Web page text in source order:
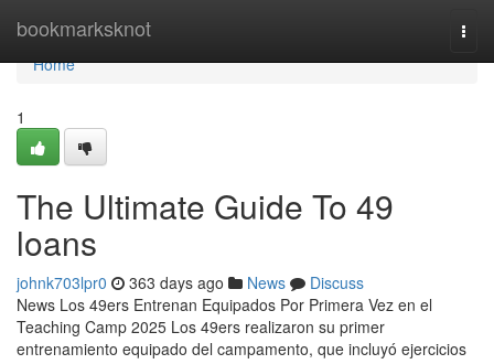
bookmarksknot
Home
Home
1
The Ultimate Guide To 49
loans
johnk703lpr0 363 days ago News
Discuss
News Los 49ers Entrenan Equipados Por Primera Vez en el
Teaching Camp 2025 Los 49ers realizaron su primer
entrenamiento equipado del campamento, que incluyó ejercicios